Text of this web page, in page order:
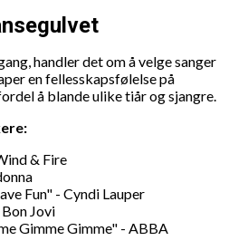
handler det om å velge sanger
en fellesskapsfølelse på
å blande ulike tiår og sjangre.
& Fire
Fun" - Cyndi Lauper
Jovi
Gimme Gimme" - ABBA